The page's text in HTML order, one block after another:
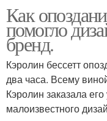
Как
помогло
бренд.
Кэролин бессетт
два часа. Всему
Кэролин заказала
малоизвестного